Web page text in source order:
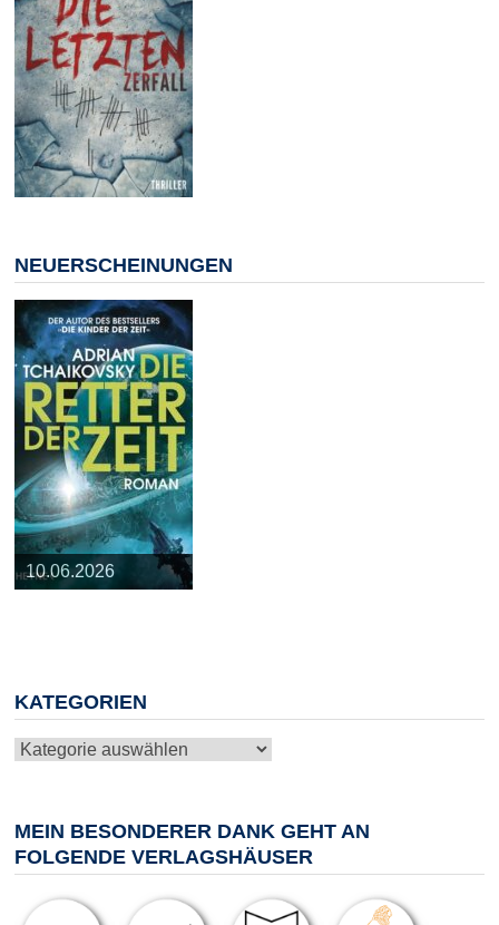
NEUERSCHEINUNGEN
25.03.2026
09.04.2026
20.05.2026
10.06.2026
13.08.2026
KATEGORIEN
Kategorien
MEIN BESONDERER DANK GEHT AN
FOLGENDE VERLAGSHÄUSER